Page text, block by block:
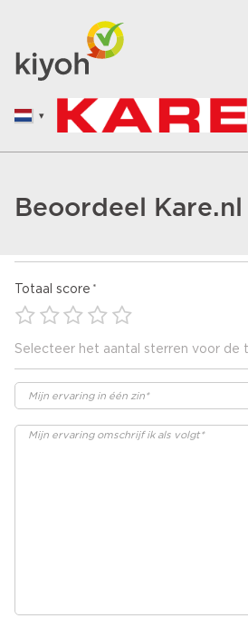
Beoordeel Kare.nl
Totaal score
Selecteer het aantal sterren voor de